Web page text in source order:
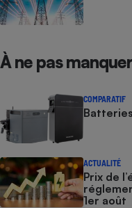
À ne pas manquer
COMPARATIF
ACTUALITÉ
Prix de
1er août